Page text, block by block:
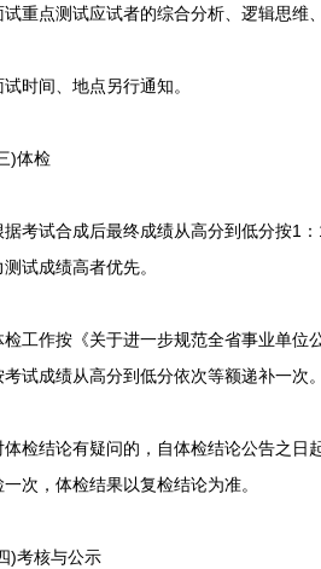
点测试应试者的综合分析、逻辑思维、
间、地点另行通知。
检
试合成后最终成绩从高分到低分按1：
试成绩高者优先。
作按《关于进一步规范全省事业单位
试成绩从高分到低分依次等额递补一次。
结论有疑问的，自体检结论公告之日起
次，体检结果以复检结论为准。
核与公示